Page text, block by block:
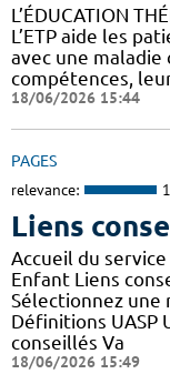
L’ÉDUCATION
L’ETP aide les
avec une
compétences,
18/06/2026 15:44
PAGES
relevance:
Liens
Accueil du service
Enfant Liens
Sélectionnez une
Définitions UASP
conseillés Va
18/06/2026 15:49